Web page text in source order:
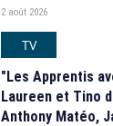
2 août 2026
TV
"Les Apprentis
Laureen et Tino
Anthony Matéo,